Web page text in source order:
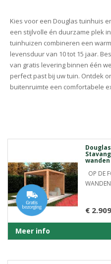
Kies voor een Douglas tuinhuis
een stijlvolle én duurzame plek
tuinhuizen combineren een
levensduur van 10 tot 15 jaar.
van gratis levering binnen één
perfect past bij uw tuin. Ontdek
buitenruimte een comfortabele
wanden
OP DE
€
Meer info